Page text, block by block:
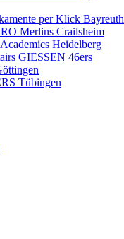
per Klick Bayreuth
Merlins Crailsheim
Heidelberg
GIESSEN 46ers
Tübingen